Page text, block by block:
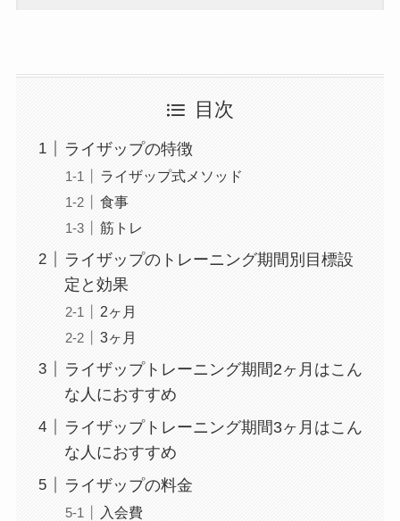
目次
ライザップの特徴
ライザップ式メソッド
食事
筋トレ
ライザップのトレーニング期間別目標設
定と効果
2ヶ月
3ヶ月
ライザップトレーニング期間2ヶ月はこん
な人におすすめ
ライザップトレーニング期間3ヶ月はこん
な人におすすめ
ライザップの料金
入会費